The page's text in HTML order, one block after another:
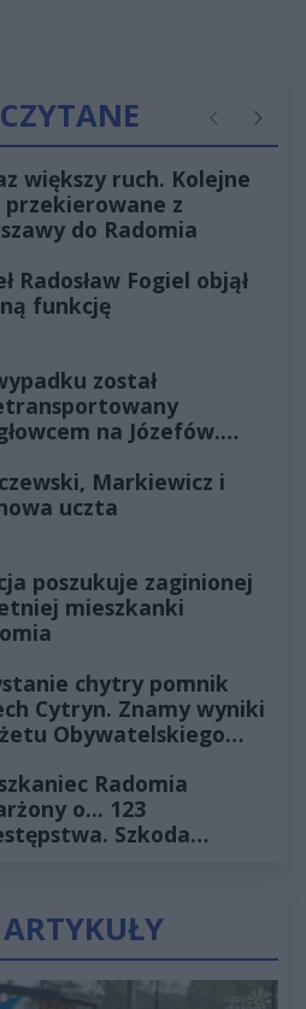
Poprzednie
większy ruch. Kolejne
z
do Radomia
Radosław Fogiel objął
funkcję
został
na Józefów.
Markiewicz i
uczta
poszukuje zaginionej
mieszkanki
chytry pomnik
Cytryn. Znamy wyniki
Obywatelskiego
Radomia
o... 123
Szkoda